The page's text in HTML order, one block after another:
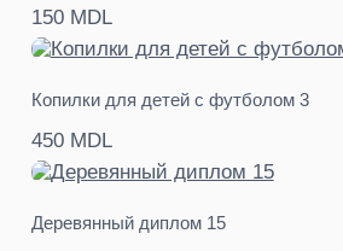
150 MDL
Копилки для детей с футболом 3
450 MDL
Деревянный диплом 15